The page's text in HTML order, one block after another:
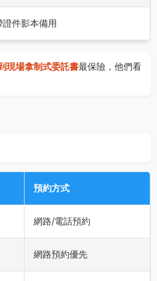
證件影本備用
現場拿制式委託書最保險，他們看
預約方式
網路/電話預約
網路預約優先